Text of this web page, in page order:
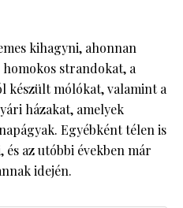
kihagyni, ahonnan
strandokat, a
készült mólókat, valamint a
házakat, amelyek
Egyébként télen is
az utóbbi években már
idején.